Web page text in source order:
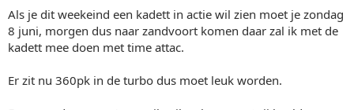
t
e
r
m
Als je dit weekeind een kadett in actie wil zien moet je zondag
8 juni, morgen dus naar zandvoort komen daar zal ik met de
kadett mee doen met time attac.
Er zit nu 360pk in de turbo dus moet leuk worden.